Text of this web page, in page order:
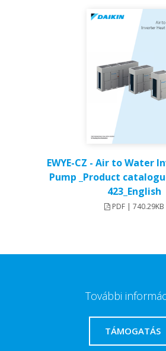
EWYE-CZ - Air to Water
Pump _Product
423_English
PDF | 740.29KB
További
TÁMOGATÁS